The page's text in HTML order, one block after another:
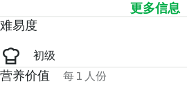
更多信息
难易度
初级
营养价值 每 1 人份